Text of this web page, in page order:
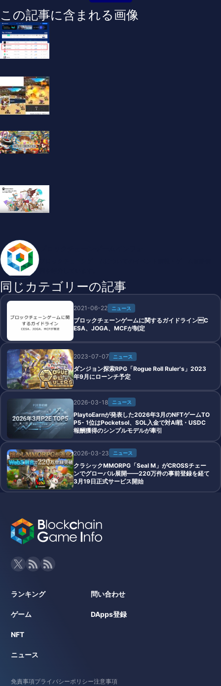
この記事に含まれる画像
同じカテゴリーの記事
2021-06-22 ニュース
ブロックチェーンゲームに関するガイドラインC
ESA、JOGA、MCFが制定
2023-07-07 ニュース
ダンジョン探索RPG「Rogue Roll Ruler's」2023
年9月にローンチ予定
2026-03-18 ニュース
PlaytoEarnが発表した2026年3月のNFTゲームTO
P5- 1位はPocketsol、SOL入金で対AI戦・USDC
報酬獲得のシンプルモデルが牽引
2026-03-23 ニュース
クラシックMMORPG「Seal M」がCROSSチェー
ンでグローバル展開——220万件の事前登録を経て
3月19日正式サービス開始
ランキング
ゲーム
NFT
ニュース
問い合わせ
DApps登録
免責事項プライバシーポリシー注意事項